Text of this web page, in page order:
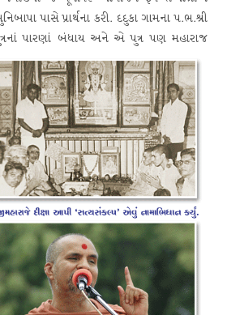
પાસે પ્રાર્થના કરી. દદુકા ગામના પ.ભ.શ્રી
પારણાં બંધાય અને એ પુત્ર પણ મહારાજ